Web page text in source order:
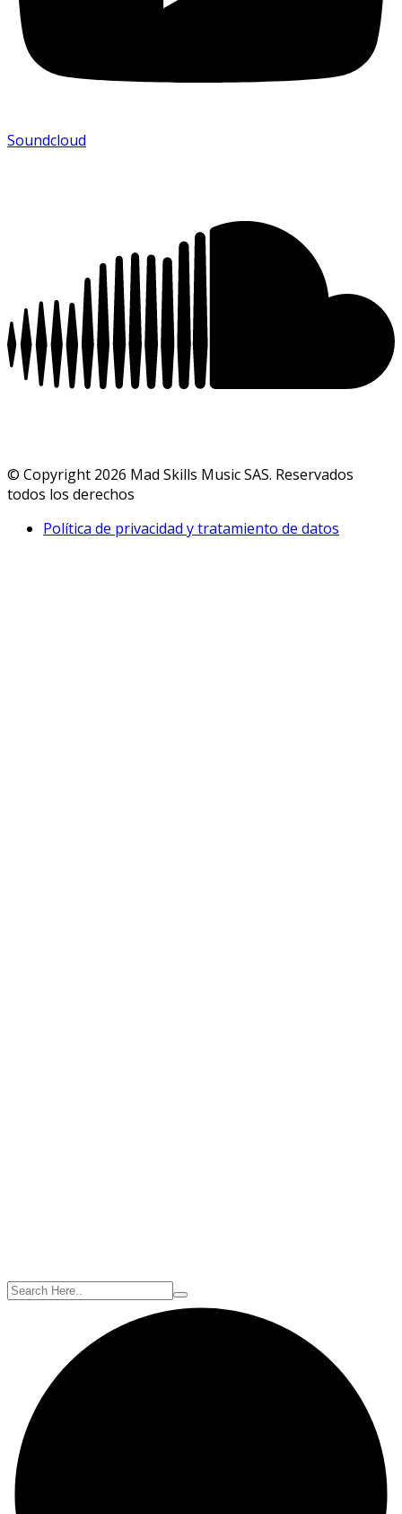
Soundcloud
© Copyright 2026 Mad Skills Music SAS. Reservados
todos los derechos
Política de privacidad y tratamiento de datos